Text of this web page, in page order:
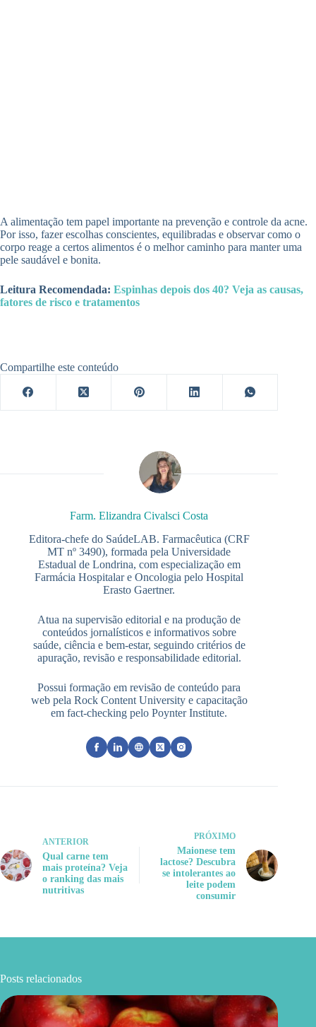
A alimentação tem papel importante na prevenção e controle da acne.
Por isso, fazer escolhas conscientes, equilibradas e observar como o
corpo reage a certos alimentos é o melhor caminho para manter uma
pele saudável e bonita.
Leitura Recomendada: Espinhas depois dos 40? Veja as causas,
fatores de risco e tratamentos
Compartilhe este conteúdo
Farm. Elizandra Civalsci Costa
Editora-chefe do SaúdeLAB. Farmacêutica (CRF
MT nº 3490), formada pela Universidade
Estadual de Londrina, com especialização em
Farmácia Hospitalar e Oncologia pelo Hospital
Erasto Gaertner.
Atua na supervisão editorial e na produção de
conteúdos jornalísticos e informativos sobre
saúde, ciência e bem-estar, seguindo critérios de
apuração, revisão e responsabilidade editorial.
Possui formação em revisão de conteúdo para
web pela Rock Content University e capacitação
em fact-checking pelo Poynter Institute.
ANTERIOR
Qual carne tem
mais proteína? Veja
o ranking das mais
nutritivas
PRÓXIMO
Maionese tem
lactose? Descubra
se intolerantes ao
leite podem
consumir
Posts relacionados